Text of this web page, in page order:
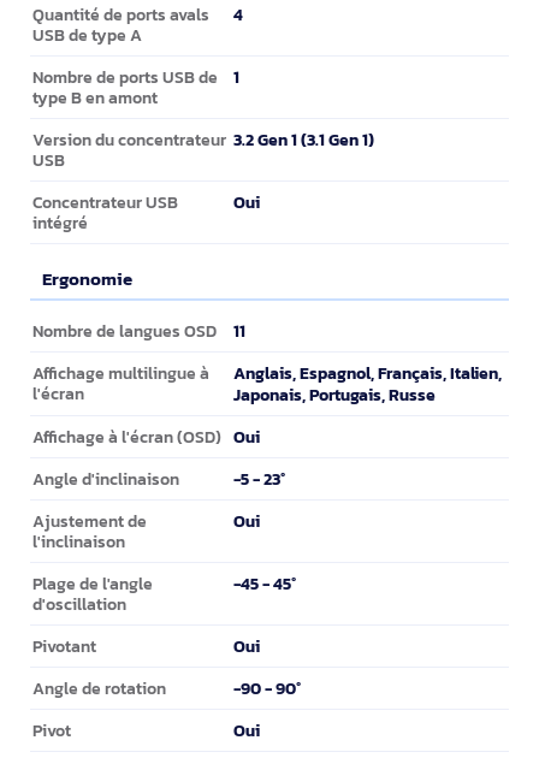
Quantité de ports avals
USB de type A
4
Nombre de ports USB de
type B en amont
1
Version du concentrateur
USB
3.2 Gen 1 (3.1 Gen 1)
Concentrateur USB
intégré
Oui
Ergonomie
Ergonomie
Nombre de langues OSD 11
Affichage multilingue à
l'écran
Anglais, Espagnol, Français, Italien,
Japonais, Portugais, Russe
Affichage à l'écran (OSD) Oui
Angle d'inclinaison -5 - 23°
Ajustement de
l'inclinaison
Oui
Plage de l'angle
d'oscillation
-45 - 45°
Pivotant Oui
Angle de rotation -90 - 90°
Pivot Oui